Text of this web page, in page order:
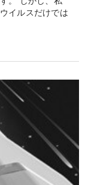
イルスだけでは